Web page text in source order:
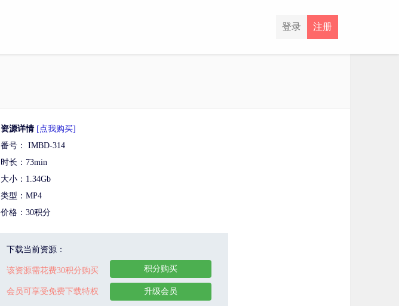
注册
登录
资源详情 [点我购买]
番号： IMBD-314
时长：73min
大小：1.34Gb
类型：MP4
价格：30积分
下载当前资源：
该资源需花费30积分购买
会员可享受免费下载特权
积分购买
升级会员